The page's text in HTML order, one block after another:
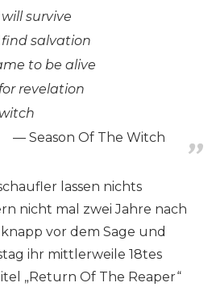
survive
find salvation
to be alive
revelation
Season Of The Witch
lassen nichts
nicht mal zwei Jahre nach
knapp vor dem Sage und
ihr mittlerweile 18tes
„Return Of The Reaper“